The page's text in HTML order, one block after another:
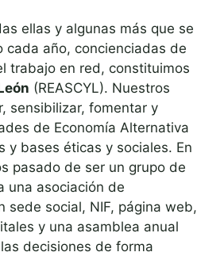
ellas y algunas más que se
cada año, concienciadas de
trabajo en red, constituimos
(REASCYL). Nuestros
sensibilizar, fomentar y
de Economía Alternativa
y bases éticas y sociales. En
pasado de ser un grupo de
una asociación de
sede social, NIF, página web,
y una asamblea anual
decisiones de forma